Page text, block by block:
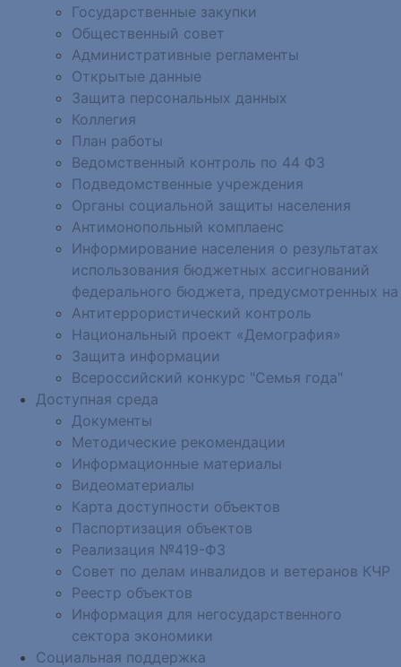
Государственные закупки
Общественный совет
Административные регламенты
Открытые данные
Защита персональных данных
Коллегия
План работы
Ведомственный контроль по 44 ФЗ
Подведомственные учреждения
Органы социальной защиты населения
Антимонопольный комплаенс
Информирование населения о результатах
использования бюджетных ассигнований
федерального бюджета, предусмотренных на
Антитеррористический контроль
Национальный проект «Демография»
Защита информации
Всероссийский конкурс "Семья года"
Доступная среда
Документы
Методические рекомендации
Информационные материалы
Видеоматериалы
Карта доступности объектов
Паспортизация объектов
Реализация №419-ФЗ
Совет по делам инвалидов и ветеранов КЧР
Реестр объектов
Информация для негосударственного
сектора экономики
Социальная поддержка